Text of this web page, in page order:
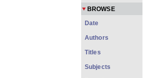
BROWSE
Date
Authors
Titles
Subjects